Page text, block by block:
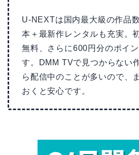
U-NEXTは国内最大級の作品
本＋最新作レンタルも充実。
無料、さらに600円分のポイ
す。DMM TVで見つからない
ら配信中のことが多いので、
おくと安心です。